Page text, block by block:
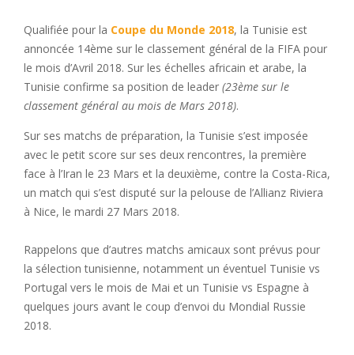
Qualifiée pour la Coupe du Monde 2018, la Tunisie est
annoncée 14ème sur le classement général de la FIFA pour
le mois d’Avril 2018. Sur les échelles africain et arabe, la
Tunisie confirme sa position de leader (23ème sur le
classement général au mois de Mars 2018).
Sur ses matchs de préparation, la Tunisie s’est imposée
avec le petit score sur ses deux rencontres, la première
face à l’Iran le 23 Mars et la deuxième, contre la Costa-Rica,
un match qui s’est disputé sur la pelouse de l’Allianz Riviera
à Nice, le mardi 27 Mars 2018.
Rappelons que d’autres matchs amicaux sont prévus pour
la sélection tunisienne, notamment un éventuel Tunisie vs
Portugal vers le mois de Mai et un Tunisie vs Espagne à
quelques jours avant le coup d’envoi du Mondial Russie
2018.